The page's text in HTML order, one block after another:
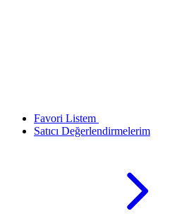
Favori Listem
Satıcı Değerlendirmelerim